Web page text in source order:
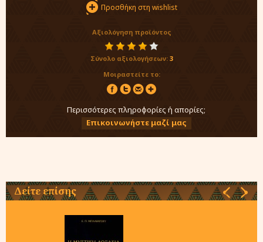
Προσθήκη στη wishlist
Αξιολόγηση προϊόντος
Σύνολο αξιολογήσεων: 3
Μοιραστείτε το:
Περισσότερες πληροφορίες ή απορίες;
Επικοινωνήστε μαζί μας
Δείτε επίσης ‹ ›